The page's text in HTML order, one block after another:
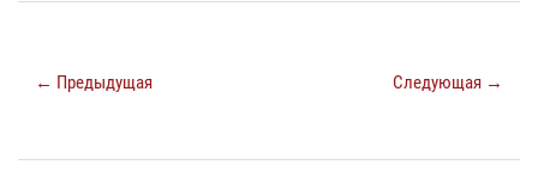
← Предыдущая Следующая →